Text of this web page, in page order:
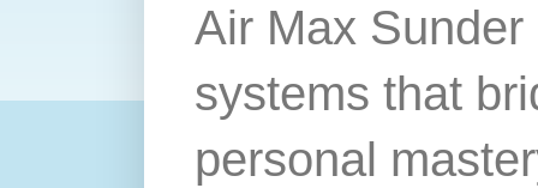
Air Max
systems that
personal